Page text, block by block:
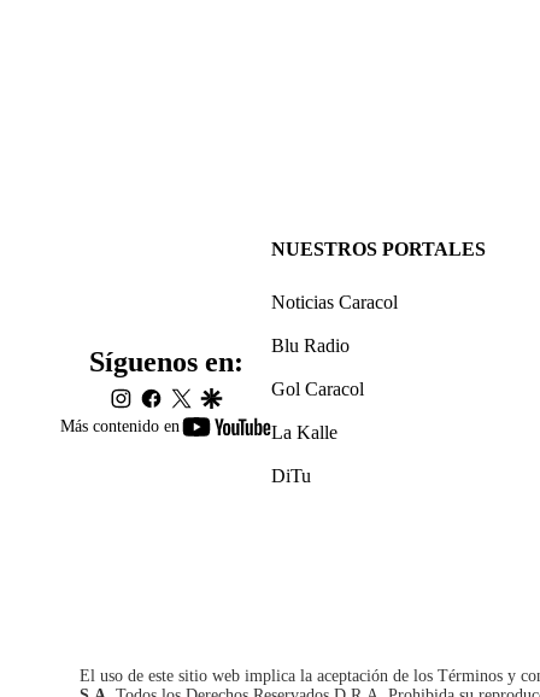
Más contenido en
youtube-
Síguenos en:
instagram
facebook
twittergoogle
NUESTROS PORTALES
Noticias Caracol
Blu Radio
Gol Caracol
La Kalle
DiTu
El uso de este sitio web implica la aceptación de los Términos y